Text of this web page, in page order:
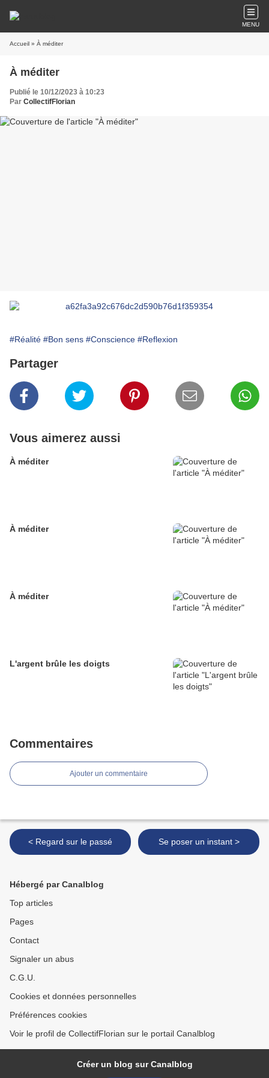
MENU
Accueil » À méditer
À méditer
Publié le 10/12/2023 à 10:23
Par CollectifFlorian
#Réalité #Bon sens #Conscience #Reflexion
Partager
Vous aimerez aussi
À méditer
À méditer
À méditer
L'argent brûle les doigts
Commentaires
Ajouter un commentaire
< Regard sur le passé Se poser un instant >
Hébergé par Canalblog
Top articles
Pages
Contact
Signaler un abus
C.G.U.
Cookies et données personnelles
Préférences cookies
Voir le profil de CollectifFlorian sur le portail Canalblog
Créer un blog sur Canalblog